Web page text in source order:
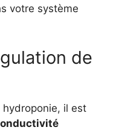
votre système
de
hydroponie, il est